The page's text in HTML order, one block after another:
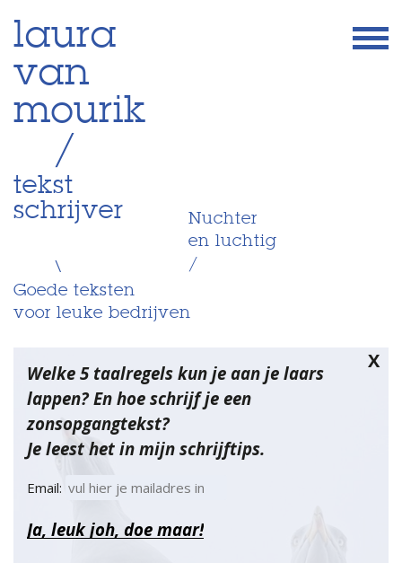
Skip
to
content
laura
van
mourik
/
tekst
schrijver
\
Nuchter
en luchtig
/
Goede teksten
voor leuke bedrijven
X
Welke 5 taalregels kun je aan je laars
lappen? En hoe schrijf je een
zonsopgangtekst?
Je leest het in mijn schrijftips.
Email: